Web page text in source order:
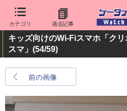
カテゴリ 過去記事
キッズ向けのWi-Fiスマホ「ク
スマ」 (54/59)
前の画像